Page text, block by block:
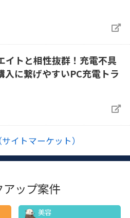
トと相性抜群！充電不具
入に繋げやすいPC充電トラ
イトマーケット）
アップ案件
美容